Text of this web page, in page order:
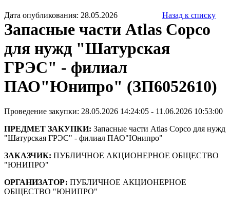
Дата опубликования: 28.05.2026 Назад к списку
Запасные части Atlas Copco
для нужд "Шатурская
ГРЭС" - филиал
ПАО"Юнипро" (ЗП6052610)
Проведение закупки: 28.05.2026 14:24:05 - 11.06.2026 10:53:00
ПРЕДМЕТ ЗАКУПКИ: Запасные части Atlas Copco для нужд
"Шатурская ГРЭС" - филиал ПАО"Юнипро"
ЗАКАЗЧИК: ПУБЛИЧНОЕ АКЦИОНЕРНОЕ ОБЩЕСТВО
"ЮНИПРО"
ОРГАНИЗАТОР: ПУБЛИЧНОЕ АКЦИОНЕРНОЕ
ОБЩЕСТВО "ЮНИПРО"